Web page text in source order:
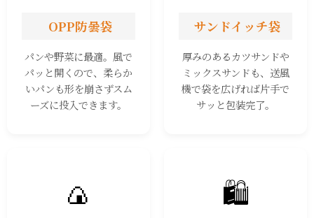
OPP防曇袋
パンや野菜に最適。風で
パッと開くので、柔らか
いパンも形を崩さずスム
ーズに投入できます。
サンドイッチ袋
厚みのあるカツサンドや
ミックスサンドも、送風
機で袋を広げれば片手で
サッと包装完了。
🍙 🛍️